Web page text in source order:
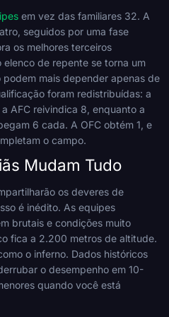
em vez das familiares 32. A
seguidos por uma fase
os melhores terceiros
de repente se torna um
mais depender apenas de
foram redistribuídas: a
AFC reivindica 8, enquanto a
6 cada. A OFC obtém 1, e
o campo.
Mudam Tudo
os deveres de
é inédito. As equipes
brutais e condições muito
fica a 2.200 metros de altitude.
o inferno. Dados históricos
o desempenho em 10-
quando você está